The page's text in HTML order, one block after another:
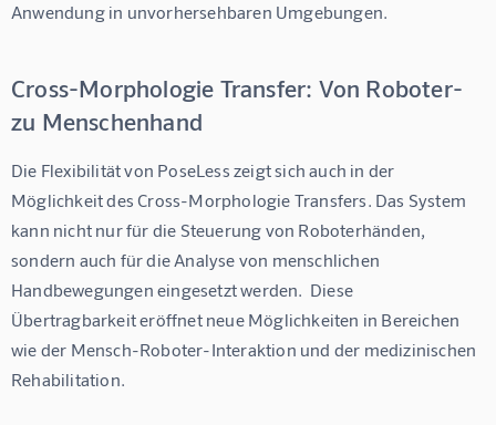
Anwendung in unvorhersehbaren Umgebungen.
Cross-Morphologie Transfer: Von Roboter-
zu Menschenhand
Die Flexibilität von PoseLess zeigt sich auch in der
Möglichkeit des Cross-Morphologie Transfers. Das System
kann nicht nur für die Steuerung von Roboterhänden,
sondern auch für die Analyse von menschlichen
Handbewegungen eingesetzt werden.  Diese
Übertragbarkeit eröffnet neue Möglichkeiten in Bereichen
wie der Mensch-Roboter-Interaktion und der medizinischen
Rehabilitation.